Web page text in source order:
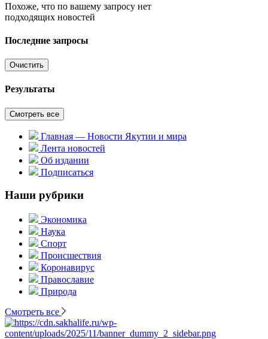
Похоже, что по вашему запросу нет
подходящих новостей
Последние запросы
Очистить
Результаты
Смотреть все
Главная — Новости Якутии и мира
Лента новостей
Об издании
Подписаться
Наши рубрики
Экономика
Наука
Спорт
Происшествия
Коронавирус
Православие
Природа
Смотреть все